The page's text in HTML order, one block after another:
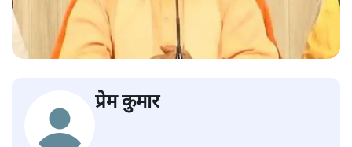
प्रेम कुमार